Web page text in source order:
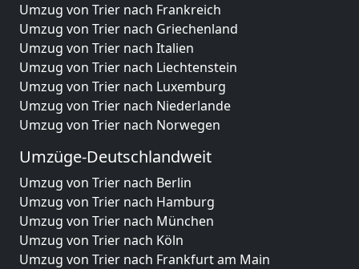
Umzug von Trier nach Frankreich
Umzug von Trier nach Griechenland
Umzug von Trier nach Italien
Umzug von Trier nach Liechtenstein
Umzug von Trier nach Luxemburg
Umzug von Trier nach Niederlande
Umzug von Trier nach Norwegen
Umzüge-Deutschlandweit
Umzug von Trier nach Berlin
Umzug von Trier nach Hamburg
Umzug von Trier nach München
Umzug von Trier nach Köln
Umzug von Trier nach Frankfurt am Main